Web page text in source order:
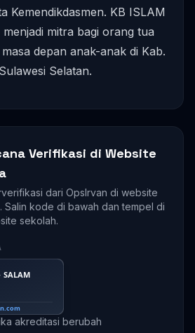
Kemendikdasmen. KB ISLAM
mitra bagi orang tua
depan anak-anak di Kab.
Selatan.
Verifikasi di Website
dari OpsIrvan di website
Salin kode di bawah dan tempel di
sekolah.
akreditasi berubah